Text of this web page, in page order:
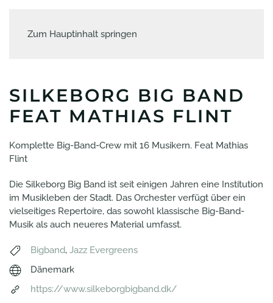
Zum Hauptinhalt springen
SILKEBORG BIG BAND
FEAT MATHIAS FLINT
Komplette Big-Band-Crew mit 16 Musikern. Feat Mathias
Flint
Die Silkeborg Big Band ist seit einigen Jahren eine Institution
im Musikleben der Stadt. Das Orchester verfügt über ein
vielseitiges Repertoire, das sowohl klassische Big-Band-
Musik als auch neueres Material umfasst.
Bigband, Jazz Evergreens
Dänemark
https://www.silkeborgbigband.dk/